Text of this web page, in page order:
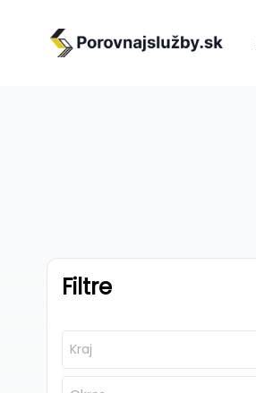
Filtre
Kraj